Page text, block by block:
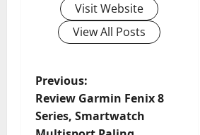
Visit Website
View All Posts
P
o
Previous:
Review Garmin Fenix 8
Series, Smartwatch